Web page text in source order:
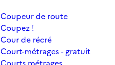
de route
!
de récré
métrages - gratuit